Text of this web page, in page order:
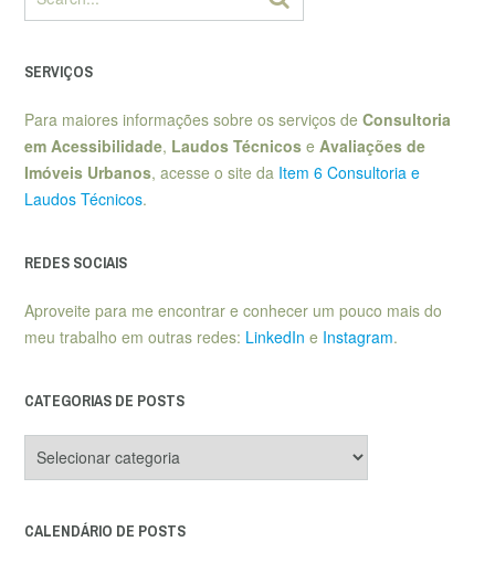
SERVIÇOS
Para maiores informações sobre os serviços de Consultoria
em Acessibilidade, Laudos Técnicos e Avaliações de
Imóveis Urbanos, acesse o site da Item 6 Consultoria e
Laudos Técnicos.
REDES SOCIAIS
Aproveite para me encontrar e conhecer um pouco mais do
meu trabalho em outras redes: LinkedIn e Instagram.
CATEGORIAS DE POSTS
de
CALENDÁRIO DE POSTS